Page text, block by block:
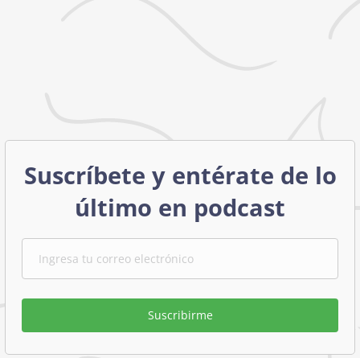
Suscríbete y entérate de lo
último en podcast
Suscribirme